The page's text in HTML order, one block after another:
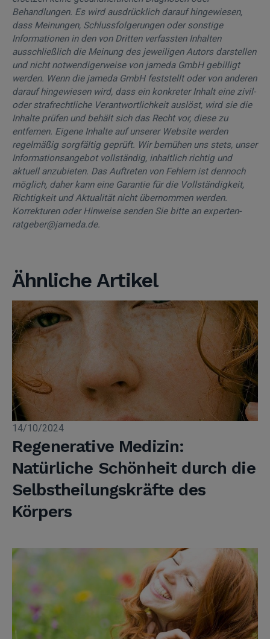
Behandlungen. Es wird ausdrücklich darauf hingewiesen,
dass Meinungen, Schlussfolgerungen oder sonstige
Informationen in den von Dritten verfassten Inhalten
ausschließlich die Meinung des jeweiligen Autors darstellen
und nicht notwendigerweise von jameda GmbH gebilligt
werden. Wenn die jameda GmbH feststellt oder von anderen
darauf hingewiesen wird, dass ein konkreter Inhalt eine zivil-
oder strafrechtliche Verantwortlichkeit auslöst, wird sie die
Inhalte prüfen und behält sich das Recht vor, diese zu
entfernen. Eigene Inhalte auf unserer Website werden
regelmäßig sorgfältig geprüft. Wir bemühen uns stets, unser
Informationsangebot vollständig, inhaltlich richtig und
aktuell anzubieten. Das Auftreten von Fehlern ist dennoch
möglich, daher kann eine Garantie für die Vollständigkeit,
Richtigkeit und Aktualität nicht übernommen werden.
Korrekturen oder Hinweise senden Sie bitte an experten-
ratgeber@jameda.de.
Ähnliche Artikel
14/10/2024
Regenerative Medizin:
Natürliche Schönheit durch die
Selbstheilungskräfte des
Körpers